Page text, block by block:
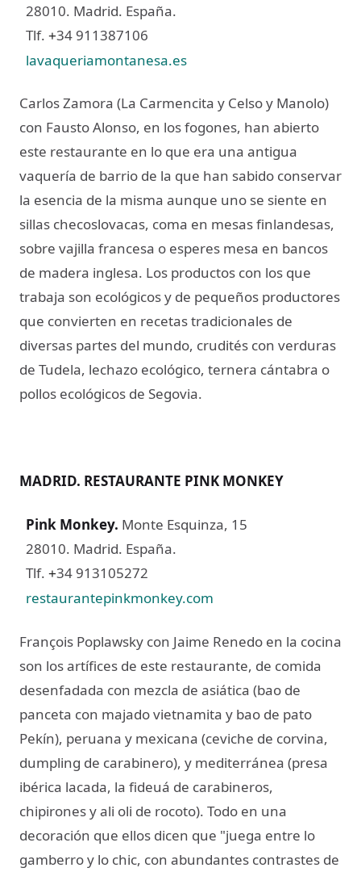
28010. Madrid. España.
Tlf. +34 911387106
lavaqueriamontanesa.es
Carlos Zamora (La Carmencita y Celso y Manolo)
con Fausto Alonso, en los fogones, han abierto
este restaurante en lo que era una antigua
vaquería de barrio de la que han sabido conservar
la esencia de la misma aunque uno se siente en
sillas checoslovacas, coma en mesas finlandesas,
sobre vajilla francesa o esperes mesa en bancos
de madera inglesa. Los productos con los que
trabaja son ecológicos y de pequeños productores
que convierten en recetas tradicionales de
diversas partes del mundo, crudités con verduras
de Tudela, lechazo ecológico, ternera cántabra o
pollos ecológicos de Segovia.
MADRID. RESTAURANTE PINK MONKEY
Pink Monkey. Monte Esquinza, 15
28010. Madrid. España.
Tlf. +34 913105272
restaurantepinkmonkey.com
François Poplawsky con Jaime Renedo en la cocina
son los artífices de este restaurante, de comida
desenfadada con mezcla de asiática (bao de
panceta con majado vietnamita y bao de pato
Pekín), peruana y mexicana (ceviche de corvina,
dumpling de carabinero), y mediterránea (presa
ibérica lacada, la fideuá de carabineros,
chipirones y ali oli de rocoto). Todo en una
decoración que ellos dicen que "juega entre lo
gamberro y lo chic, con abundantes contrastes de